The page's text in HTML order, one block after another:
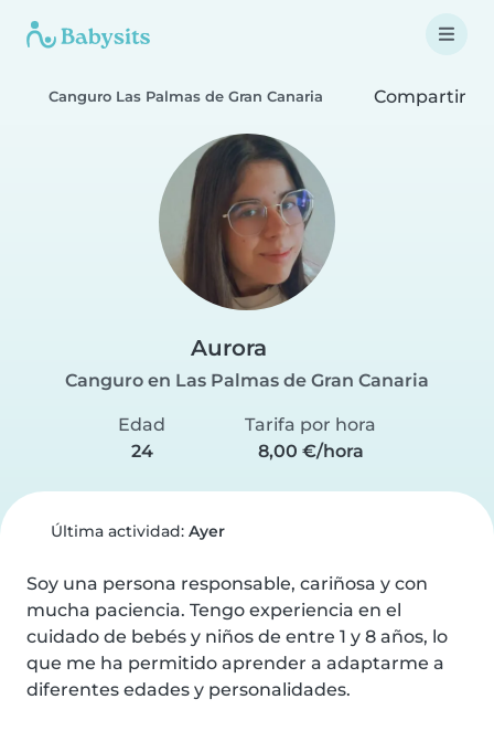
Canguro Las Palmas de Gran Canaria Compartir
Aurora
Canguro en Las Palmas de Gran Canaria
Edad
24
Tarifa por hora
8,00 €/hora
Última actividad: Ayer
Soy una persona responsable, cariñosa y con
mucha paciencia. Tengo experiencia en el
cuidado de bebés y niños de entre 1 y 8 años, lo
que me ha permitido aprender a adaptarme a
diferentes edades y personalidades.